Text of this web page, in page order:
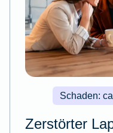
Schaden:
Zerstörter